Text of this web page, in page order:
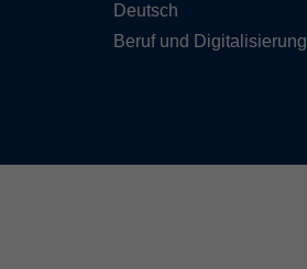
Deutsch
Beruf und Digitalisierung